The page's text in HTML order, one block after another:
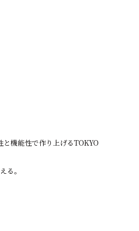
機能性で作り上げるTOKYO
る。